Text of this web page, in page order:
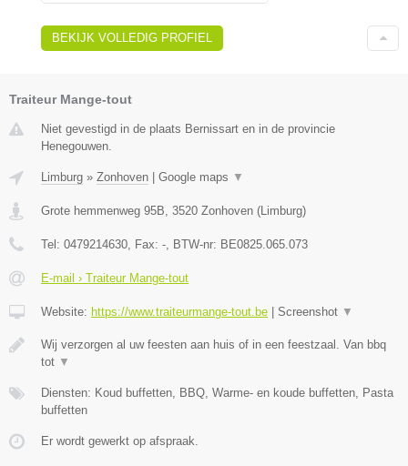
BEKIJK VOLLEDIG PROFIEL
Traiteur Mange-tout
Niet gevestigd in de plaats Bernissart en in de provincie
Henegouwen.
Limburg » Zonhoven Google maps ▼
Grote hemmenweg 95B 3520 Zonhoven ( Limburg)
Tel: 0479214630 , Fax: - , BTW-nr: BE0825.065.073
E-mail › Traiteur Mange-tout
Website: https://www.traiteurmange-tout.be Screenshot ▼
Wij verzorgen al uw feesten aan huis of in een feestzaal. Van bbq
tot ▼
Diensten: Koud buffetten, BBQ, Warme- en koude buffetten, Pasta
buffetten
Er wordt gewerkt op afspraak.